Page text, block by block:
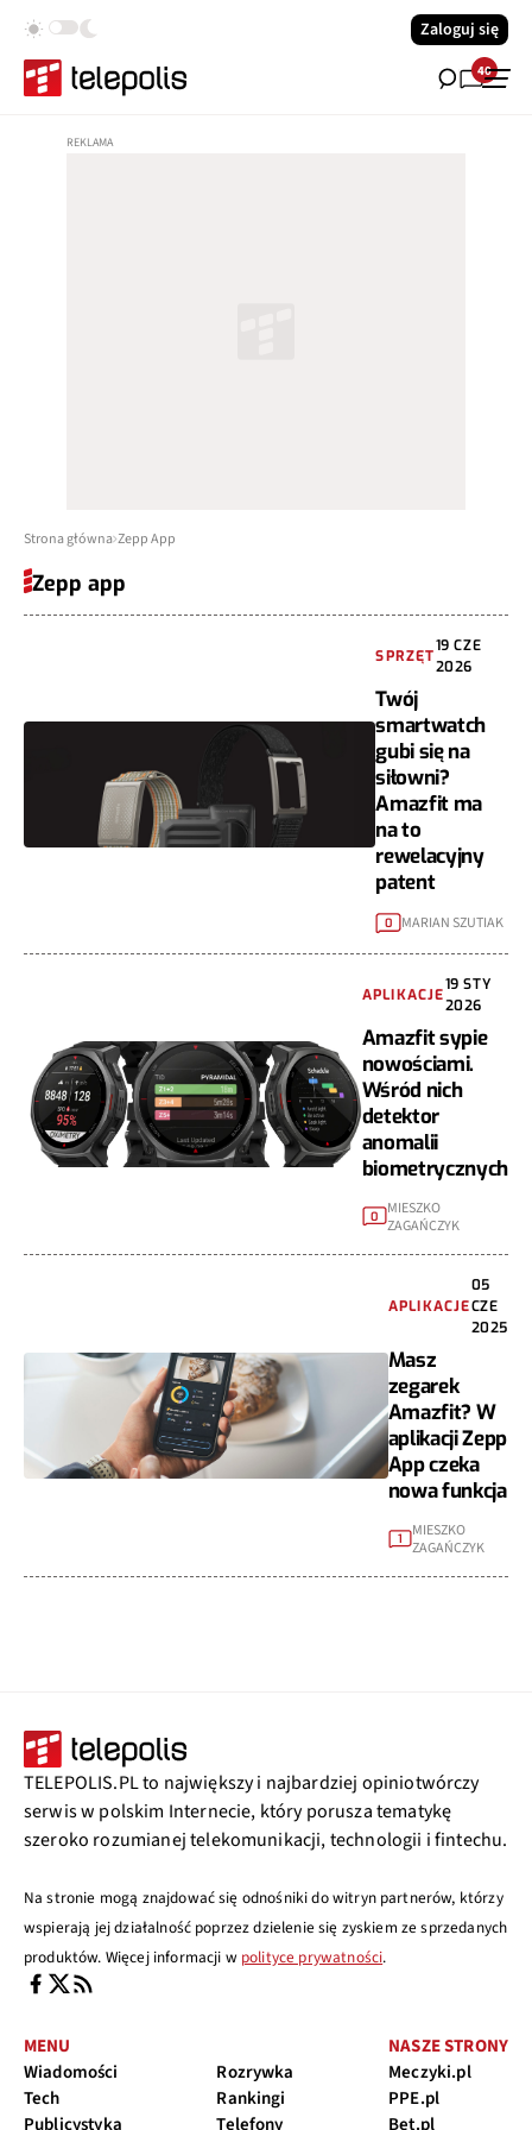
Zaloguj się
40
Strona główna Zepp App
Zepp app
SPRZĘT
19 CZE
2026
Twój
smartwatch
gubi się na
siłowni?
Amazfit ma
na to
rewelacyjny
patent
0 MARIAN SZUTIAK
APLIKACJE
19 STY
2026
Amazfit sypie
nowościami.
Wśród nich
detektor
anomalii
biometrycznych
0 MIESZKO
ZAGAŃCZYK
APLIKACJE
05
CZE
2025
Masz
zegarek
Amazfit? W
aplikacji Zepp
App czeka
nowa funkcja
1
MIESZKO
ZAGAŃCZYK
TELEPOLIS.PL to największy i najbardziej opiniotwórczy
serwis w polskim Internecie, który porusza tematykę
szeroko rozumianej telekomunikacji, technologii i fintechu.
Na stronie mogą znajdować się odnośniki do witryn partnerów, którzy
wspierają jej działalność poprzez dzielenie się zyskiem ze sprzedanych
produktów. Więcej informacji w polityce prywatności.
MENU
Wiadomości
Tech
Publicystyka
Rozrywka
Rankingi
Telefony
NASZE STRONY
Meczyki.pl
PPE.pl
Bet.pl